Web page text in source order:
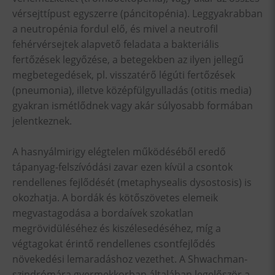
vérsejttípust egyszerre (páncitopénia). Leggyakrabban
a neutropénia fordul elő, és mivel a neutrofil
fehérvérsejtek alapvető feladata a bakteriális
fertőzések legyőzése, a betegekben az ilyen jellegű
megbetegedések, pl. visszatérő légúti fertőzések
(pneumonia), illetve középfülgyulladás (otitis media)
gyakran ismétlődnek vagy akár súlyosabb formában
jelentkeznek.
A hasnyálmirigy elégtelen működéséből eredő
tápanyag-felszívódási zavar ezen kívül a csontok
rendellenes fejlődését (metaphysealis dysostosis) is
okozhatja. A bordák és kötőszövetes elemeik
megvastagodása a bordaívek szokatlan
megrövidüléséhez és kiszélesedéséhez, míg a
végtagokat érintő rendellenes csontfejlődés
növekedési lemaradáshoz vezethet. A Shwachman-